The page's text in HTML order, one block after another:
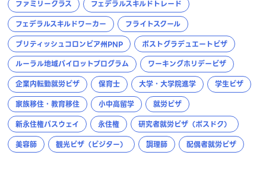
ファミリークラス
フェデラルスキルドトレード
フェデラルスキルドワーカー
フライトスクール
ブリティッシュコロンビア州PNP
ポストグラデュエートビザ
ルーラル地域パイロットプログラム
ワーキングホリデービザ
企業内転勤就労ビザ
保育士 大学・大学院進学
学生ビザ
家族移住・教育移住
小中高留学
就労ビザ
新永住権パスウェイ
永住権
研究者就労ビザ（ポスドク）
美容師
観光ビザ（ビジター） 調理師 配偶者就労ビザ